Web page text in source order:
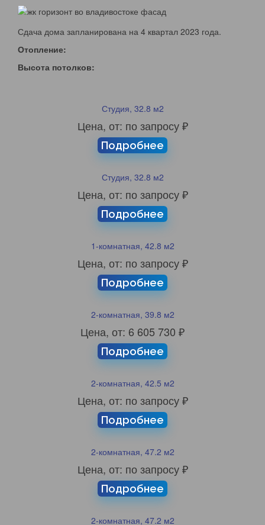
Сдача дома запланирована на 4 квартал 2023 года.
Отопление:
Высота потолков:
Студия, 32.8 м2
Цена, от: по запросу ₽
Подробнее
Студия, 32.8 м2
Цена, от: по запросу ₽
Подробнее
1-комнатная, 42.8 м2
Цена, от: по запросу ₽
Подробнее
2-комнатная, 39.8 м2
Цена, от: 6 605 730 ₽
Подробнее
2-комнатная, 42.5 м2
Цена, от: по запросу ₽
Подробнее
2-комнатная, 47.2 м2
Цена, от: по запросу ₽
Подробнее
2-комнатная, 47.2 м2